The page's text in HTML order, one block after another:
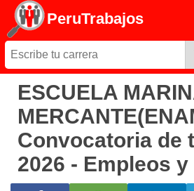
PeruTrabajos
ESCUELA
Convocatoria de
2026 - Empleos